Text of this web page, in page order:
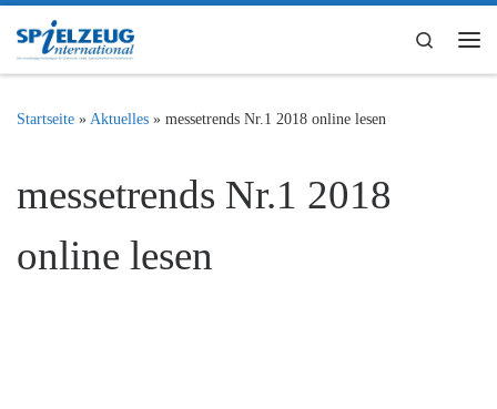
Zum Inhalt springen
Search
Startseite » Aktuelles » messetrends Nr.1 2018 online lesen
messetrends Nr.1 2018
online lesen